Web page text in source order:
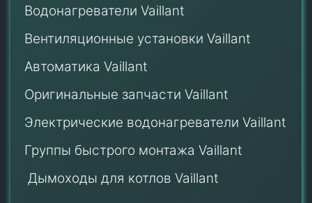
Водонагреватели Vaillant
Вентиляционные установки Vaillant
Автоматика Vaillant
Оригинальные запчасти Vaillant
Электрические водонагреватели Vaillant
Группы быстрого монтажа Vaillant
Дымоходы для котлов Vaillant